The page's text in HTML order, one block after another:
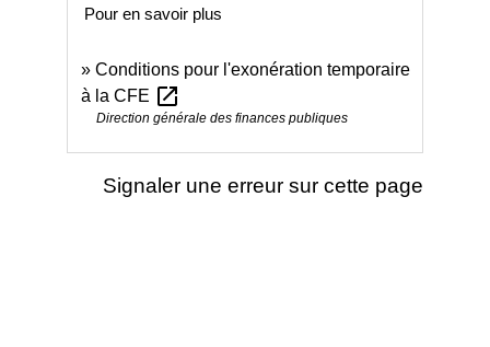
Pour en savoir plus
Conditions pour l'exonération temporaire
à la CFE open_in_new
Direction générale des finances publiques
Signaler une erreur sur cette page